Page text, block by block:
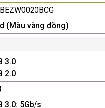
để nhận báo giá tốt
nhất
Màn Hình Quảng Cáo
Liên hệ
(Màu vàng đồng)
3.0
2.0
3.0: 5Gb/s